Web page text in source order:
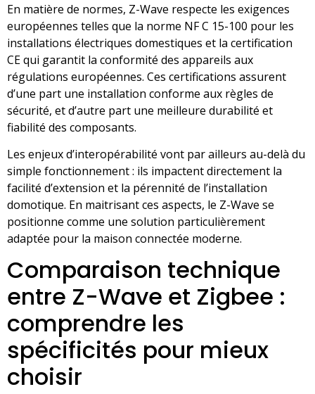
En matière de normes, Z-Wave respecte les exigences
européennes telles que la norme NF C 15-100 pour les
installations électriques domestiques et la certification
CE qui garantit la conformité des appareils aux
régulations européennes. Ces certifications assurent
d’une part une installation conforme aux règles de
sécurité, et d’autre part une meilleure durabilité et
fiabilité des composants.
Les enjeux d’interopérabilité vont par ailleurs au-delà du
simple fonctionnement : ils impactent directement la
facilité d’extension et la pérennité de l’installation
domotique. En maitrisant ces aspects, le Z-Wave se
positionne comme une solution particulièrement
adaptée pour la maison connectée moderne.
Comparaison technique
entre Z-Wave et Zigbee :
comprendre les
spécificités pour mieux
choisir